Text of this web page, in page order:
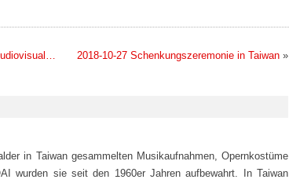
2018-10-27 Schenkungszeremonie in Taiwan »
in Taiwan gesammelten Musikaufnahmen, Opernkostüme
wurden sie seit den 1960er Jahren aufbewahrt. In Taiwan